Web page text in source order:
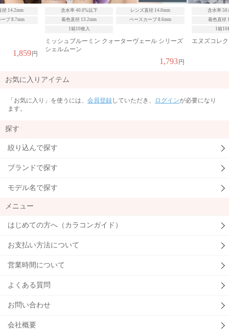
ンズ直径 14.0mm
スカーブ 8.6mm
ェール シリーズ
含水率 50.0%以上
レンズ直径 14.2mm
着色直径 13.0mm
ベースカーブ 8.6mm
1箱10枚入
エヌズコレクション 玉こんにゃく
含
着
アイデ
お気に入りアイテム
「お気に入り」を使うには、 会員登録していただき、 ログインが必要になり
ます。
探す
絞り込んで探す
ブランドで探す
モデル名で探す
メニュー
はじめての方へ（カラコンガイド）
お支払い方法について
営業時間について
よくある質問
お問い合わせ
会社概要